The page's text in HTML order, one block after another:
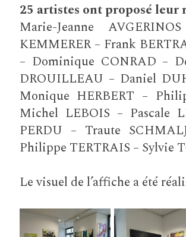
25 artistes ont proposé leur
Marie-Jeanne
KEMMERER – Frank
– Dominique CONRAD –
DROUILLEAU – Daniel
Monique HERBERT –
Michel LEBOIS – Pascale
PERDU – Traute
Philippe TERTRAIS – Sylvie
Le visuel de l’affiche a été